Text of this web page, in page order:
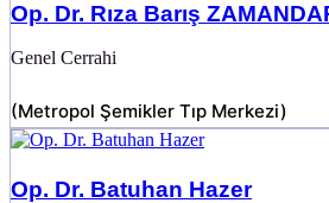
Op. Dr. Rıza Barış
Genel Cerrahi
(Metropol Şemikler Tıp Merkezi)
Op. Dr. Batuhan Hazer